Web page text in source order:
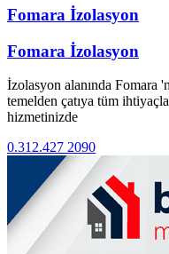
Fomara İzolasyon
Fomara İzolasyon
İzolasyon alanında Fomara
temelden çatıya tüm
hizmetinizde
0.312.427 2090